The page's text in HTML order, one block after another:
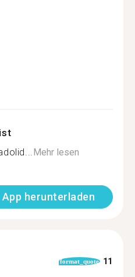
Mehr lesen
App herunterladen
format_quote 11